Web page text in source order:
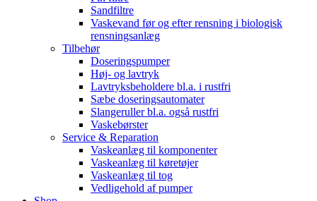
Sandfiltre
Vaskevand før og efter rensning i biologisk
rensningsanlæg
Tilbehør
Doseringspumper
Høj- og lavtryk
Lavtryksbeholdere bl.a. i rustfri
Sæbe doseringsautomater
Slangeruller bl.a. også rustfri
Vaskebørster
Service & Reparation
Vaskeanlæg til komponenter
Vaskeanlæg til køretøjer
Vaskeanlæg til tog
Vedligehold af pumper